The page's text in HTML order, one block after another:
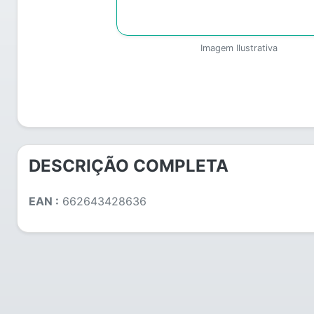
Imagem Ilustrativa
DESCRIÇÃO COMPLETA
EAN : 662643428636